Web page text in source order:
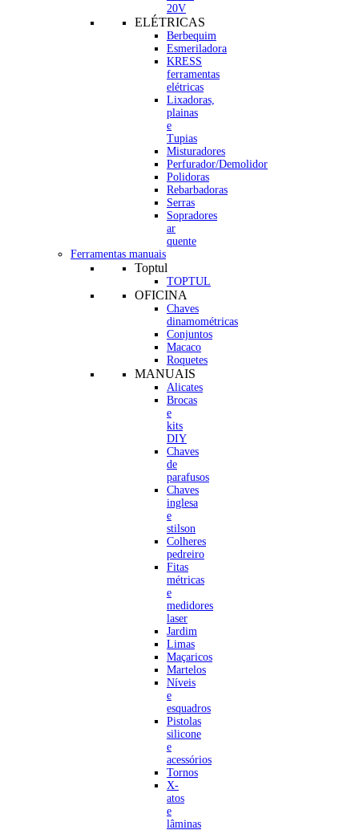
20V
ELÉTRICAS
Berbequim
Esmeriladora
KRESS
ferramentas
elétricas
Lixadoras,
plainas
e
Tupias
Misturadores
Perfurador/Demolidor
Polidoras
Rebarbadoras
Serras
Sopradores
ar
quente
Ferramentas manuais
Toptul
TOPTUL
OFICINA
Chaves
dinamométricas
Conjuntos
Macaco
Roquetes
MANUAIS
Alicates
Brocas
e
kits
DIY
Chaves
de
parafusos
Chaves
inglesa
e
stilson
Colheres
pedreiro
Fitas
métricas
e
medidores
laser
Jardim
Limas
Maçaricos
Martelos
Níveis
e
esquadros
Pistolas
silicone
e
acessórios
Tornos
X-
atos
e
lâminas